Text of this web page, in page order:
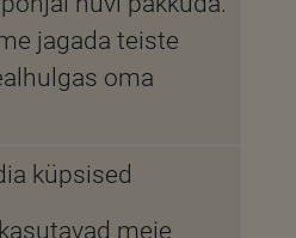
jagada teiste
oma
küpsised
meie